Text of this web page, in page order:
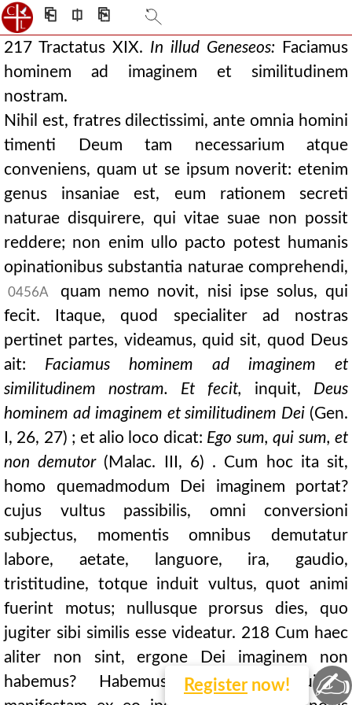
⎗ ⎅ ⎘
217 Tractatus XIX. In illud Geneseos: Faciamus
hominem ad imaginem et similitudinem
nostram.
Nihil est, fratres dilectissimi, ante omnia homini
timenti Deum tam necessarium atque
conveniens, quam ut se ipsum noverit: etenim
genus insaniae est, eum rationem secreti
naturae disquirere, qui vitae suae non possit
reddere; non enim ullo pacto potest humanis
opinationibus substantia naturae comprehendi,
0456A
quam nemo novit, nisi ipse solus, qui
fecit. Itaque, quod specialiter ad nostras
pertinet partes, videamus, quid sit, quod Deus
ait: Faciamus hominem ad imaginem et
similitudinem nostram. Et fecit, inquit, Deus
hominem ad imaginem et similitudinem Dei (Gen.
I, 26, 27) ; et alio loco dicat: Ego sum, qui sum, et
non demutor(Malac. III, 6) . Cum hoc ita sit,
homo quemadmodum Dei imaginem portat?
cujus vultus passibilis, omni conversioni
subjectus, momentis omnibus demutatur
labore, aetate, languore, ira, gaudio,
tristitudine, totque induit vultus, quot animi
fuerint motus; nullusque prorsus dies, quo
jugiter sibi similis esse videatur. 218 Cum haec
aliter non sint, ergone Dei imaginem non
habemus? Habemus plane, et quidem
Register now! ✍